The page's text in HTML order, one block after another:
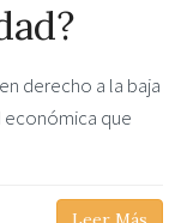
derecho a la baja
económica que